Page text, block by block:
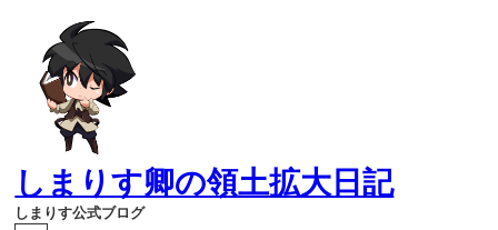
しまりす卿の領土拡大日記
しまりす公式ブログ